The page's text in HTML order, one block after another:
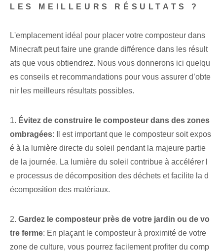
LES MEILLEURS RÉSULTATS ?
L'emplacement idéal pour placer votre composteur dans
Minecraft peut faire une grande différence dans les résult
ats que vous obtiendrez. Nous vous donnerons ici quelqu
es conseils et recommandations pour vous assurer d’obte
nir les meilleurs résultats possibles.
1. Évitez de construire le composteur dans des zones
ombragées: Il est important que le composteur soit expos
é à la lumière directe du soleil pendant la majeure partie
de la journée. La lumière du soleil contribue à accélérer l
e processus de décomposition des déchets et facilite la d
écomposition des matériaux.
2. Gardez le composteur près de votre jardin ou de vo
tre ferme: En plaçant le composteur à proximité de votre
zone de culture, vous pourrez facilement profiter du comp